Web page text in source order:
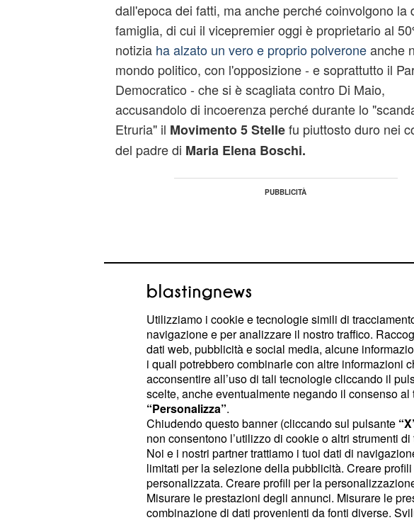
dall'epoca dei fatti, ma anche perché coinvolgono la
famiglia, di cui il vicepremier oggi è proprietario al
notizia ha alzato un vero e proprio polveroneanche
mondo politico, con l'opposizione - e soprattutto il
Democratico - che si è scagliata contro Di Maio,
accusandolo di incoerenza perché durante lo
Etruria" il Movimento 5 Stellefu piuttosto duro nei
del padre di Maria Elena Boschi.
Le parole del dipendente nel
servizio de "Le Iene''
Salvatore Pizzo, il dipendente intervistato dal
Italia 1, oltre ad aver raccontato di aver lavorato
Utilizziamo i cookie e tecnologie simili di
navigazione e per analizzare il nostro traffico.
dati web, pubblicità e social media, alcune
i quali potrebbero combinarle con altre informazioni
acconsentire all’uso di tali tecnologie cliccando il
scelte, anche eventualmente negando il consenso
“Personalizza”.
Chiudendo questo banner (cliccando sul pulsante
non consentono l’utilizzo di cookie o altri strumenti
Noi e i nostri partner trattiamo i tuoi dati di
limitati per la selezione della pubblicità. Creare
personalizzata. Creare profili per la
Misurare le prestazioni degli annunci. Misurare le
combinazione di dati provenienti da fonti diverse.